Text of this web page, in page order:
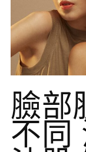
臉部
不同